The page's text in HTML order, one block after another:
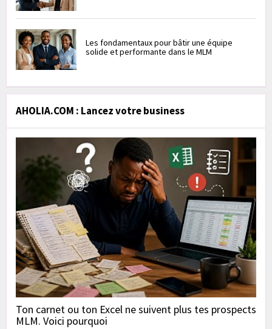
Les fondamentaux pour bâtir une équipe
solide et performante dans le MLM
AHOLIA.COM : Lancez votre business
Ton carnet ou ton Excel ne suivent plus tes prospects
MLM. Voici pourquoi